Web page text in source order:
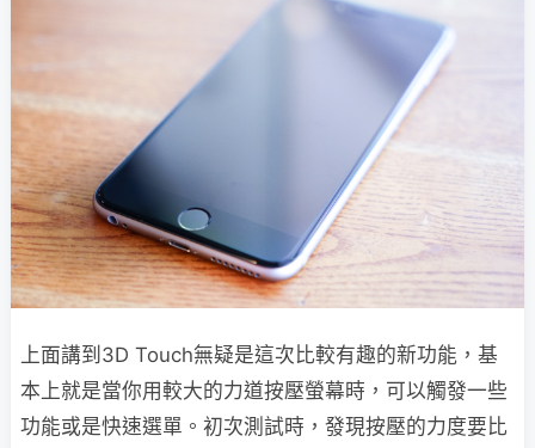
上面講到3D Touch無疑是這次比較有趣的新功能，基
本上就是當你用較大的力道按壓螢幕時，可以觸發一些
功能或是快速選單。初次測試時，發現按壓的力度要比